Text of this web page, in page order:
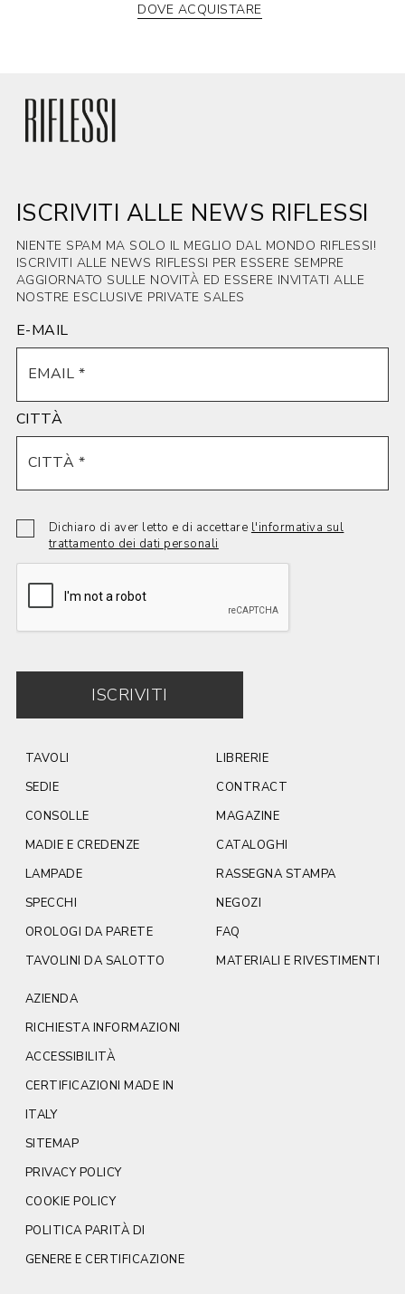
DOVE ACQUISTARE
ISCRIVITI ALLE NEWS RIFLESSI
NIENTE SPAM MA SOLO IL MEGLIO DAL MONDO RIFLESSI!
ISCRIVITI ALLE NEWS RIFLESSI PER ESSERE SEMPRE
AGGIORNATO SULLE NOVITÀ ED ESSERE INVITATI ALLE
NOSTRE ESCLUSIVE PRIVATE SALES
E-MAIL
CITTÀ
Dichiaro di aver letto e di accettare l'informativa sul
trattamento dei dati personali
ISCRIVITI
TAVOLI
SEDIE
CONSOLLE
MADIE E CREDENZE
LAMPADE
SPECCHI
OROLOGI DA PARETE
TAVOLINI DA SALOTTO
LIBRERIE
CONTRACT
MAGAZINE
CATALOGHI
RASSEGNA STAMPA
NEGOZI
FAQ
MATERIALI E RIVESTIMENTI
AZIENDA
RICHIESTA INFORMAZIONI
ACCESSIBILITÀ
CERTIFICAZIONI MADE IN
ITALY
SITEMAP
PRIVACY POLICY
COOKIE POLICY
POLITICA PARITÀ DI
GENERE E CERTIFICAZIONE